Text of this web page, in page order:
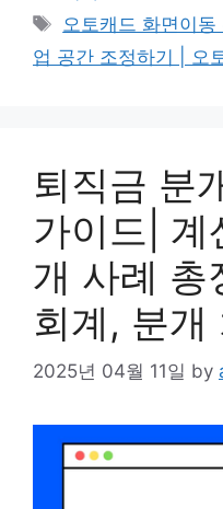
Tags
오토캐드 화면이
업 공간 조정하기 | 오
퇴직금 분
가이드| 계
개 사례 총
회계, 분개
2025년 04월 11일 by